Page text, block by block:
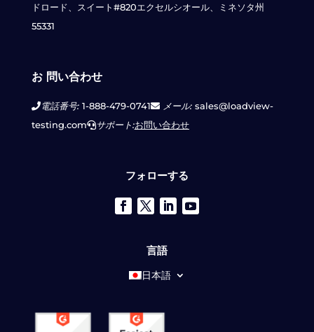
ドロード、スイート#820エクセルシオール、ミネソタ州
55331
お 問い合わせ
電話番号:1-888-479-0741 メール:sales@loadview-
testing.com
サポート:お問い合わせ
フォローする
言語
日本語